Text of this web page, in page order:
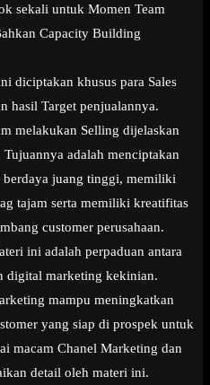
sekali untuk Momen Team
Capacity Building
diciptakan khusus para Sales
hasil Target penjualannya.
melakukan Selling dijelaskan
adalah menciptakan
berdaya juang tinggi, memiliki
tajam serta memiliki kreatifitas
customer perusahaan.
ini adalah perpaduan antara
digital marketing kekinian.
mampu meningkatkan
yang siap di prospek untuk
macam Chanel Marketing dan
detail oleh materi ini.